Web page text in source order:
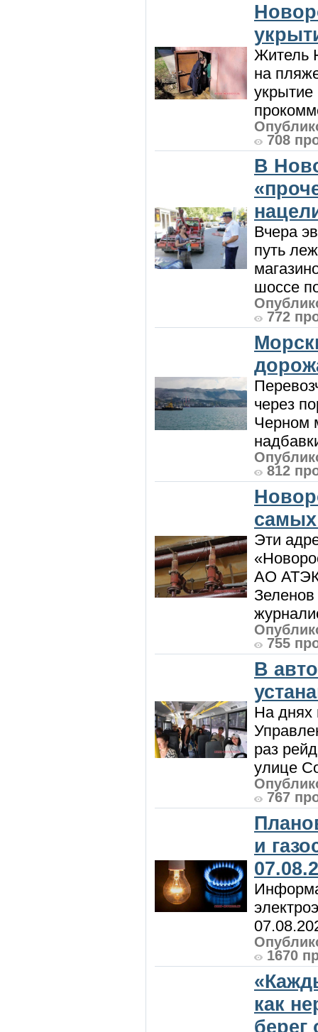
Житель
на
708
В
Вчера
путь
шоссе
772
через
Черном
812
Эти
АО АТЭК
Зеленов
755
В
На днях
раз
улице
767
и
1670
как
берег